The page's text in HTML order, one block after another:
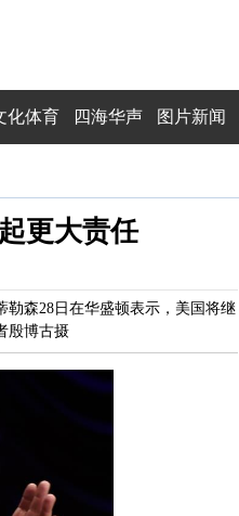
化体育 四海华声 图片新闻
更大责任
勒森28日在华盛顿表示，美国将继
殷博古摄